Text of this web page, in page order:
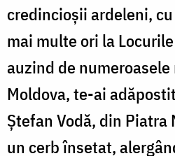
credincioșii ardeleni,
mai multe ori la
auzind de
Moldova, te-ai
Ștefan Vodă, din Piatra
un cerb însetat,